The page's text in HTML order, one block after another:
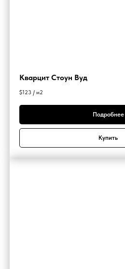
Кварцит Стоун Вуд
$123 / м2
Подробнее
Купить